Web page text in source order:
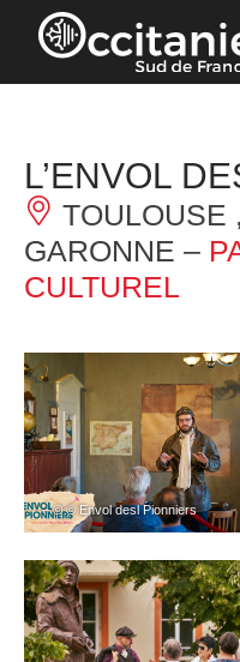
Panneau de gestion des
L’ENVOL
TOULOUSE
GARONNE –
CULTUREL
– © © Envol desl Pionniers